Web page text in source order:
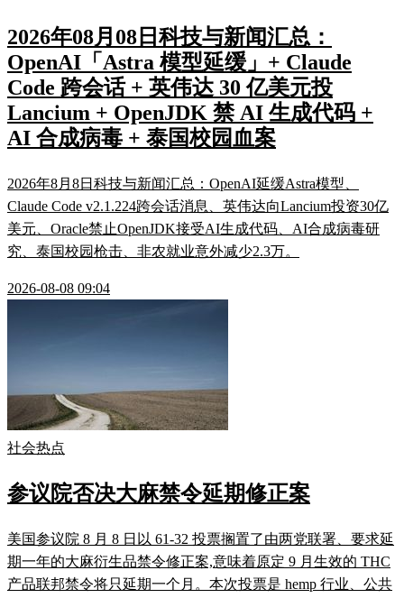
2026年08月08日科技与新闻汇总：
OpenAI「Astra 模型延缓」+ Claude
Code 跨会话 + 英伟达 30 亿美元投
Lancium + OpenJDK 禁 AI 生成代码 +
AI 合成病毒 + 泰国校园血案
2026年8月8日科技与新闻汇总：OpenAI延缓Astra模型、
Claude Code v2.1.224跨会话消息、英伟达向Lancium投资30亿
美元、Oracle禁止OpenJDK接受AI生成代码、AI合成病毒研
究、泰国校园枪击、非农就业意外减少2.3万。
2026-08-08 09:04
社会热点
参议院否决大麻禁令延期修正案
美国参议院 8 月 8 日以 61-32 投票搁置了由两党联署、要求延
期一年的大麻衍生品禁令修正案,意味着原定 9 月生效的 THC
产品联邦禁令将只延期一个月。本次投票是 hemp 行业、公共